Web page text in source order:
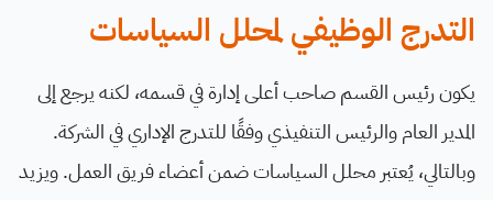
التدرج الوظيفي لمحلل السياسات
يكون رئيس القسم صاحب أعلى إدارة في قسمه، لكنه يرجع إلى
المدير العام والرئيس التنفيذي وفقًا للتدرج الإداري في الشركة.
وبالتالي، يُعتبر محلل السياسات ضمن أعضاء فريق العمل. ويزيد